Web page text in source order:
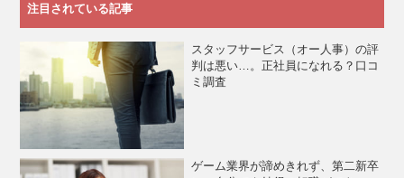
注目されている記事
スタッフサービス（オー人事）の評
判は悪い…。正社員になれる？口コ
ミ調査
ゲーム業界が諦めきれず、第二新卒